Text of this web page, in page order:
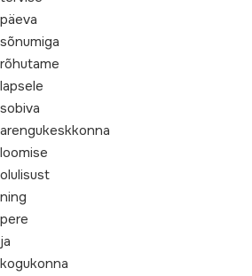
päeva
sõnumiga
rõhutame
lapsele
sobiva
arengukeskkonna
loomise
olulisust
ning
pere
ja
kogukonna